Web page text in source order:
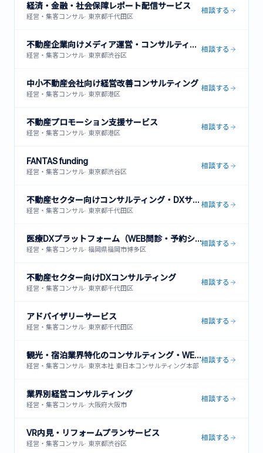
経済・金融・社会保障レポート配信サービス
経営・集客コンサル· 東京都千代田区
相談する
不動産企業向けメディア運営・コンサルティング
経営・集客コンサル· 東京都渋谷区
相談する
中小不動産会社向け経営改善コンサルティング
経営・集客コンサル· 東京都港区
相談する
不動産プロモーション支援サービス
経営・集客コンサル· 東京都港区
相談する
FANTAS funding
経営・集客コンサル· 東京都渋谷区
相談する
不動産セクター向けコンサルティング・DXサービス
経営・集客コンサル· 東京都千代田区
相談する
医療DXプラットフォーム（WEB問診・予約システム・患者管理）
経営・集客コンサル· 福岡県福岡市博多区
相談する
不動産セクター向けDXコンサルティング
経営・集客コンサル· 東京都千代田区
相談する
アドバイザリーサービス
経営・集客コンサル· 東京都千代田区
相談する
観光・宿泊業界特化のコンサルティング・WEB集客支援
経営・集客コンサル· 東京本社 東日本コンサルティング本部 〒101-0061 東京都
相談する
業界別経営コンサルティング
経営・集客コンサル· 大阪府大阪市
相談する
VR内見・リフォームプランサービス
経営・集客コンサル· 東京都渋谷区
相談する